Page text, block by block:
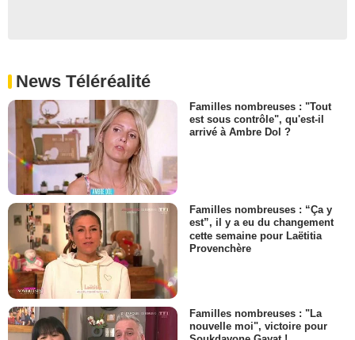
News Téléréalité
Familles nombreuses : "Tout
est sous contrôle", qu'est-il
arrivé à Ambre Dol ?
Familles nombreuses : “Ça y
est”, il y a eu du changement
cette semaine pour Laëtitia
Provenchère
Familles nombreuses : "La
nouvelle moi", victoire pour